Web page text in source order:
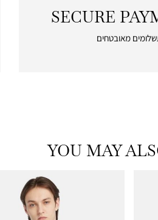
|
payments
SECURE
מאובטחים
YOU MAY